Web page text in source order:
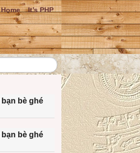
Home It’s PHP
bè ghé
bè ghé